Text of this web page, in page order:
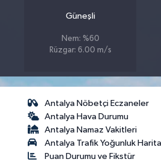
Güneşli
Nem: %60
Rüzgar: 6.00 m/s
Antalya Nöbetçi Eczaneler
Antalya Hava Durumu
Antalya Namaz Vakitleri
Antalya Trafik Yoğunluk
Puan Durumu ve Fikstür